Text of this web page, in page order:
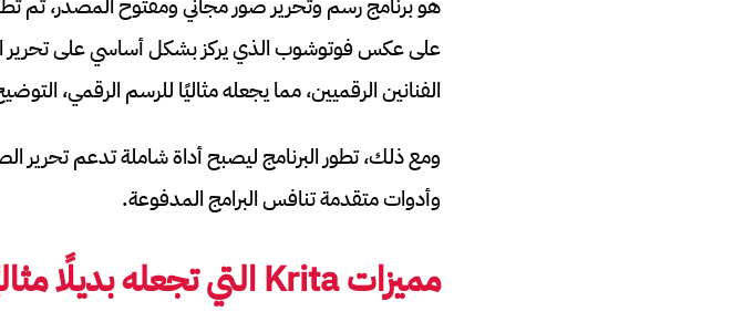
الفنانين الرقميين، مما يجعله مثاليًا للرسم الرقمي،
ومع ذلك، تطور البرنامج ليصبح أداة شاملة تدعم
وأدوات متقدمة تنافس البرامج المدفوعة.
مميزاتKritaالتي تجعله بديلًا